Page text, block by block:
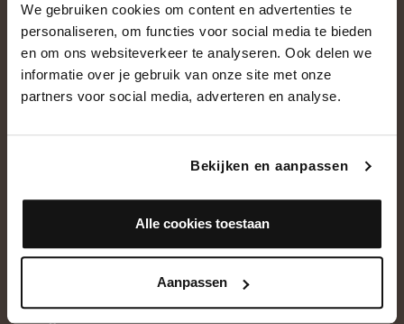
We gebruiken cookies om content en advertenties te
personaliseren, om functies voor social media te bieden
en om ons websiteverkeer te analyseren. Ook delen we
informatie over je gebruik van onze site met onze
partners voor social media, adverteren en analyse.
Bekijken en aanpassen
Alle cookies toestaan
Aanpassen
OVER ONS
NEEM CONTACT OP
+31(0)13 5362828